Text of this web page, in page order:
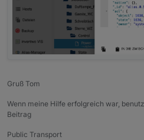
Gruß Tom
Wenn meine Hilfe erfolgreich war,
Beitrag
Public Transport